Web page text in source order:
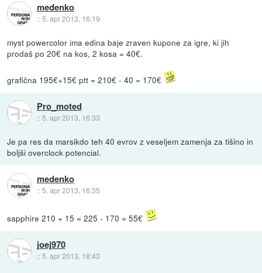
medenko
::5. apr 2013, 16:19
myst powercolor ima edina baje zraven kupone za igre, ki jih
prodaš po 20€ na kos, 2 kosa = 40€.
grafična 195€+15€ ptt = 210€ - 40 = 170€
Pro_moted
:: 5. apr 2013, 16:33
Je pa res da marsikdo teh 40 evrov z veseljem zamenja za tišino in
boljši overclock potencial.
medenko
::5. apr 2013, 16:35
sapphire 210 + 15 = 225 - 170 = 55€
joej970
:: 5. apr 2013, 18:43